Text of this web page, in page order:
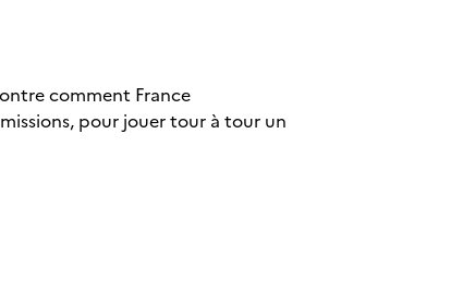
comment France
pour jouer tour à tour un